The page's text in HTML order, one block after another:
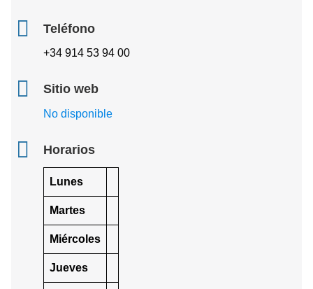
Teléfono
+34 914 53 94 00
Sitio web
No disponible
Horarios
Lunes
Martes
Miércoles
Jueves